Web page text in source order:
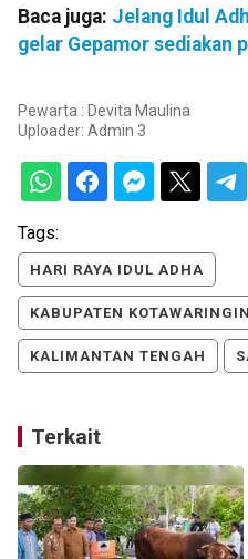
Baca juga: Jelang Idul
gelar Gepamor sediakan
Pewarta : Devita Maulina
Uploader: Admin 3
Tags:
HARI RAYA IDUL ADHA
KABUPATEN
KALIMANTAN TENGAH
Terkait